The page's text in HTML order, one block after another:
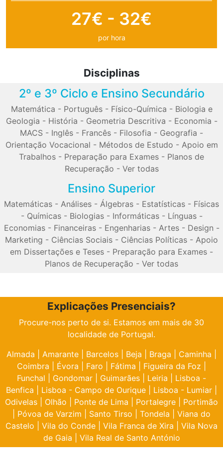
27€ - 32€
por hora
Disciplinas
2º e 3º Ciclo e Ensino Secundário
Matemática - Português- Físico-Química - Biologia e
Geologia - História - Geometria Descritiva - Economia -
MACS - Inglês - Francês - Filosofia - Geografia -
Orientação Vocacional - Métodos de Estudo - Apoio em
Trabalhos - Preparação para Exames - Planos de
Recuperação - Ver todas
Ensino Superior
Matemáticas - Análises - Álgebras - Estatísticas - Físicas
- Químicas- Biologias- Informáticas- Línguas-
Economias- Financeiras- Engenharias- Artes- Design -
Marketing - Ciências Sociais - Ciências Políticas - Apoio
em Dissertações e Teses - Preparação para Exames -
Planos de Recuperação - Ver todas
Explicações Presenciais?
Procure-nos perto de si. Estamos em mais de 30
localidade de Portugal.
Almada
Amarante Barcelos Beja Braga Caminha
Coimbra
Évora Faro Fátima Figueira da Foz
Funchal
Gondomar Guimarães Leiria
Lisboa -
Benfica
Lisboa - Campo de Ourique Lisboa - Lumiar
Odivelas
Olhão Ponte de Lima Portalegre
Portimão
Póvoa de Varzim Santo Tirso Tondela
Viana do
Castelo
Vila do Conde Vila Franca de Xira
Vila Nova
de Gaia
Vila Real de Santo António